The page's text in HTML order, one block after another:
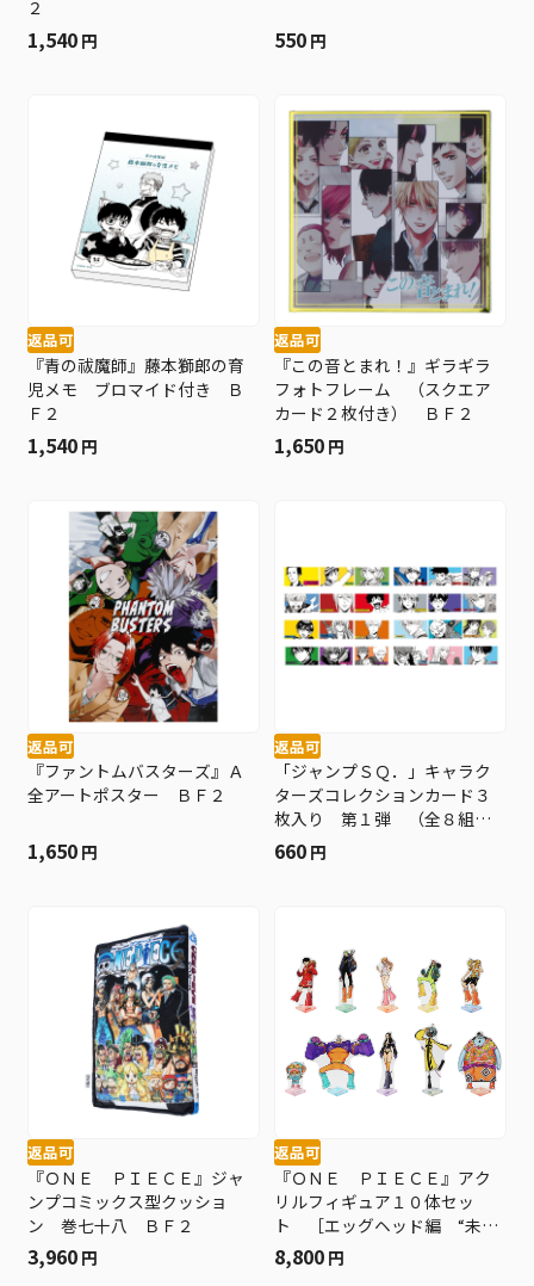
２
1,540 円 550 円
返品可
『青の祓魔師』藤本獅郎の育
児メモ ブロマイド付き Ｂ
Ｆ２
1,540 円
返品可
『この音とまれ！』ギラギラ
フォトフレーム （スクエア
カード２枚付き） ＢＦ２
1,650 円
返品可
『ファントムバスターズ』Ａ
全アートポスター ＢＦ２
1,650 円
返品可
「ジャンプＳＱ．」キャラク
ターズコレクションカード３
枚入り 第１弾 （全８組／
ランダム１組入り） ＢＦ２
660 円
返品可
『ＯＮＥ ＰＩＥＣＥ』ジャ
ンプコミックス型クッショ
ン 巻七十八 ＢＦ２
3,960 円
返品可
『ＯＮＥ ＰＩＥＣＥ』アク
リルフィギュア１０体セッ
ト ［エッグヘッド編 “未来
服”Ｖｅｒ．］ ＢＤ４−ＰＰ
Ｉ
8,800 円